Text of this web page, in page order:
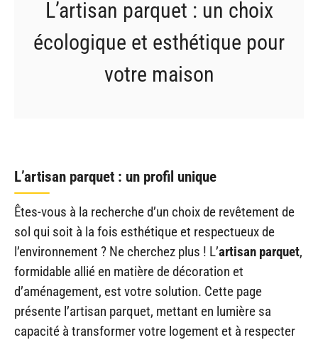
L’artisan parquet : un choix
écologique et esthétique pour
votre maison
L’artisan parquet : un profil unique
Êtes-vous à la recherche d’un choix de revêtement de
sol qui soit à la fois esthétique et respectueux de
l’environnement ? Ne cherchez plus ! L’artisan parquet,
formidable allié en matière de décoration et
d’aménagement, est votre solution. Cette page
présente l’artisan parquet, mettant en lumière sa
capacité à transformer votre logement et à respecter